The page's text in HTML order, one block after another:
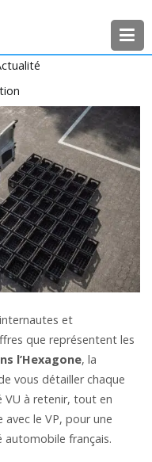
et
que représentent les
l’Hexagone, la
vous détailler chaque
VU à retenir, tout en
le VP, pour une
automobile français.